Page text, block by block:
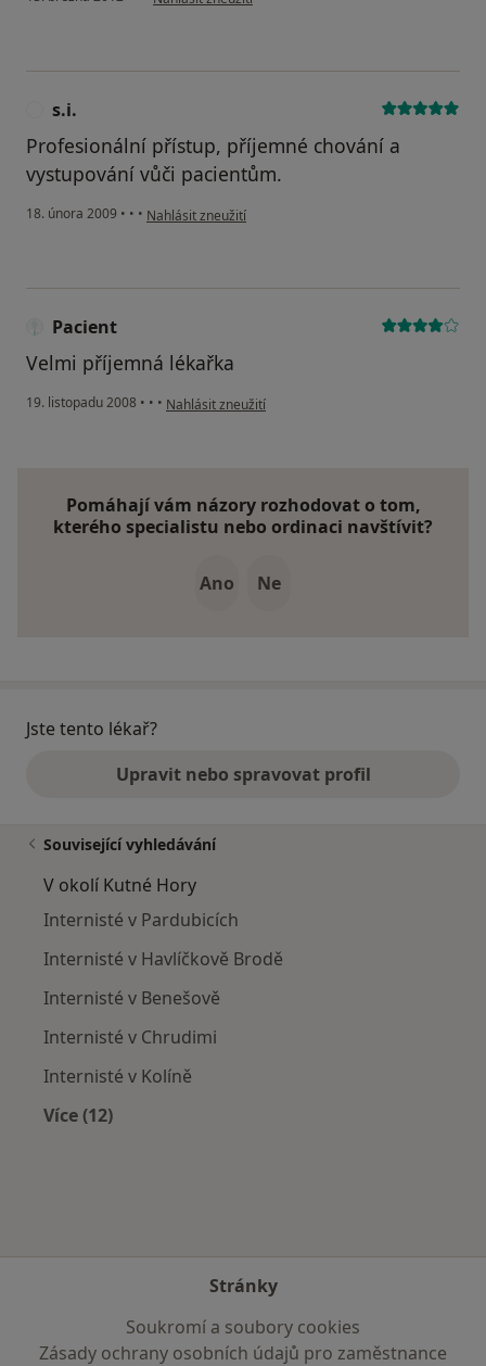
s.i.
Profesionální přístup, příjemné chování a
vystupování vůči pacientům.
18. února 2009 • • • podle názoru uživatele s.i.
Nahlásit zneužití
Pacient
Velmi příjemná lékařka
19. listopadu 2008 • • • podle názoru uživatele Pacient
Nahlásit zneužití
Pomáhají vám názory rozhodovat o tom,
kterého specialistu nebo ordinaci navštívit?
Ano Ne
Jste tento lékař?
Upravit nebo spravovat profil
Související vyhledávání
V okolí Kutné Hory
Internisté v Pardubicích
Internisté v Havlíčkově Brodě
Internisté v Benešově
Internisté v Chrudimi
Internisté v Kolíně
Více (12)
Stránky
Soukromí a soubory cookies
Zásady ochrany osobních údajů pro zaměstnance